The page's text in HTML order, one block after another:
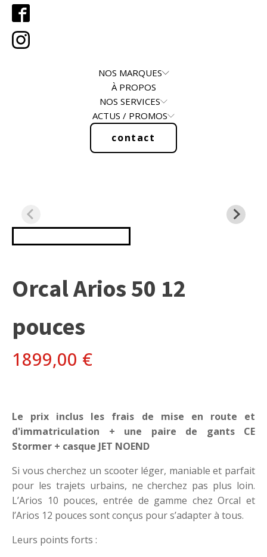
NOS MARQUES
À PROPOS
NOS SERVICES
ACTUS / PROMOS
contact
Orcal Arios 50 12
pouces
1899,00 €
Le prix inclus les frais de mise en route et
d'immatriculation + une paire de gants CE
Stormer + casque JET NOEND
Si vous cherchez un scooter léger, maniable et parfait
pour les trajets urbains, ne cherchez pas plus loin.
L’Arios 10 pouces, entrée de gamme chez Orcal et
l’Arios 12 pouces sont conçus pour s’adapter à tous.
Leurs points forts :